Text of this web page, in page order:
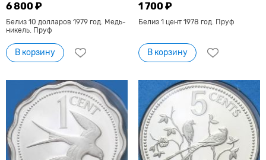
6 800 ₽
Белиз 10 долларов 1979 год. Медь-
никель. Пруф
В корзину
1 700 ₽
Белиз 1 цент 1978 год. Пруф
В корзину